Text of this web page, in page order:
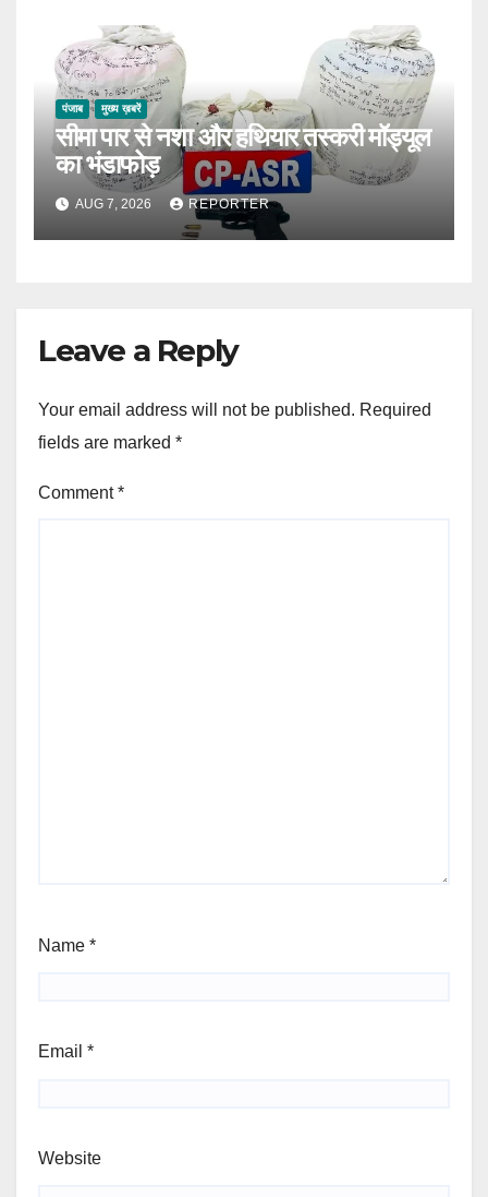
पंजाब मुख्य ख़बरें
सीमा पार से नशा और हथियार तस्करी मॉड्यूल
का भंडाफोड़
AUG 7, 2026 REPORTER
Leave a Reply
Your email address will not be published. Required
fields are marked *
Comment*
Name *
Email *
Website